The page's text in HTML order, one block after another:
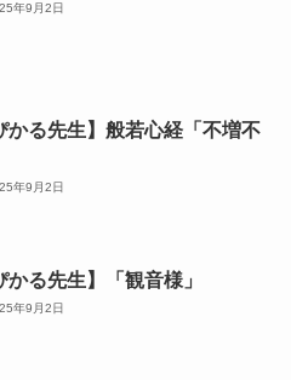
年9月2日
かる先生】般若心経「不増不
年9月2日
かる先生】「観音様」
年9月2日